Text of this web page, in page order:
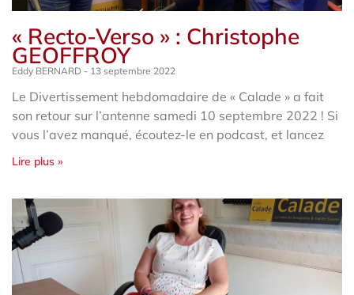
« Recto-Verso » : Christophe
GEOFFROY
Eddy BERNARD 13 septembre 2022
Le Divertissement hebdomadaire de « Calade » a fait
son retour sur l’antenne samedi 10 septembre 2022 ! Si
vous l’avez manqué, écoutez-le en podcast, et lancez
Lire plus »